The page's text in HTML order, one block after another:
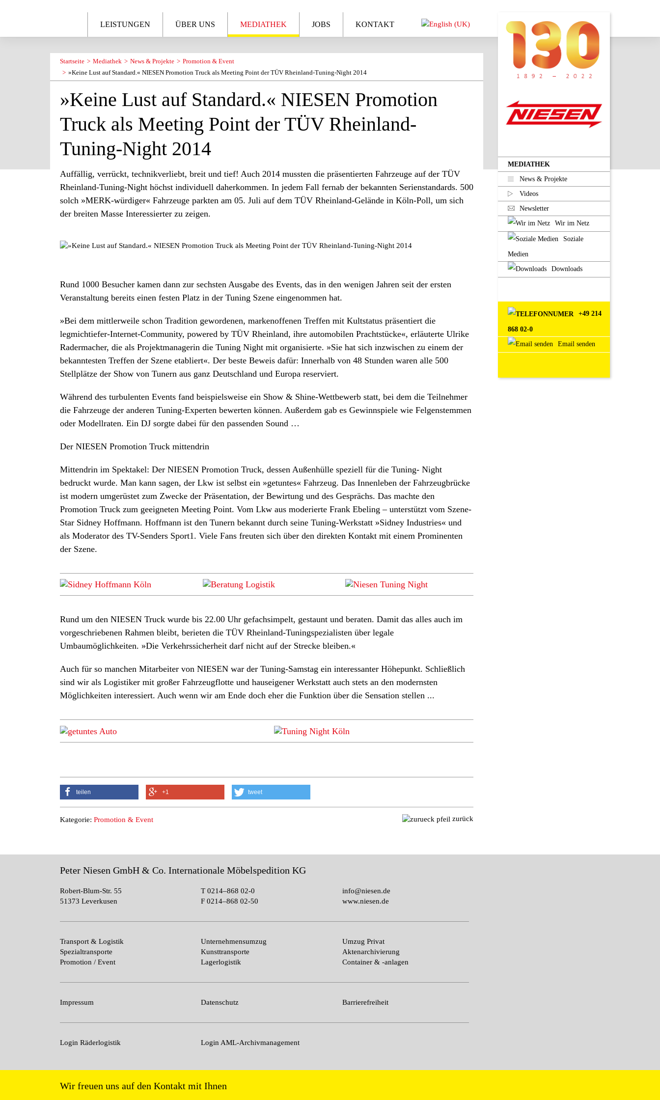
MEDIATHEK
News & Projekte
Videos
Newsletter
Wir im Netz
Soziale
Medien
Downloads
+49 214
868 02-0
Email senden
LEISTUNGEN ÜBER UNS MEDIATHEK JOBS KONTAKT
Startseite Mediathek News & Projekte
Promotion & Event
»Keine Lust auf Standard.« NIESEN Promotion Truck als Meeting Point der TÜV Rheinland-Tuning-Night 2014
»Keine Lust auf Standard.« NIESEN Promotion
Truck als Meeting Point der TÜV Rheinland-
Tuning-Night 2014
Auffällig, verrückt, technikverliebt, breit und tief! Auch 2014 mussten die präsentierten Fahrzeuge auf der TÜV
Rheinland-Tuning-Night höchst individuell daherkommen. In jedem Fall fernab der bekannten Serienstandards. 500
solch »MERK-würdiger« Fahrzeuge parkten am 05. Juli auf dem TÜV Rheinland-Gelände in Köln-Poll, um sich
der breiten Masse Interessierter zu zeigen.
Rund 1000 Besucher kamen dann zur sechsten Ausgabe des Events, das in den wenigen Jahren seit der ersten
Veranstaltung bereits einen festen Platz in der Tuning Szene eingenommen hat.
»Bei dem mittlerweile schon Tradition gewordenen, markenoffenen Treffen mit Kultstatus präsentiert die
legmichtiefer-Internet-Community, powered by TÜV Rheinland, ihre automobilen Prachtstücke«, erläuterte Ulrike
Radermacher, die als Projektmanagerin die Tuning Night mit organisierte. »Sie hat sich inzwischen zu einem der
bekanntesten Treffen der Szene etabliert«. Der beste Beweis dafür: Innerhalb von 48 Stunden waren alle 500
Stellplätze der Show von Tunern aus ganz Deutschland und Europa reserviert.
Während des turbulenten Events fand beispielsweise ein Show & Shine-Wettbewerb statt, bei dem die Teilnehmer
die Fahrzeuge der anderen Tuning-Experten bewerten können. Außerdem gab es Gewinnspiele wie Felgenstemmen
oder Modellraten. Ein DJ sorgte dabei für den passenden Sound …
Der NIESEN Promotion Truck mittendrin
Mittendrin im Spektakel: Der NIESEN Promotion Truck, dessen Außenhülle speziell für die Tuning- Night
bedruckt wurde. Man kann sagen, der Lkw ist selbst ein »getuntes« Fahrzeug. Das Innenleben der Fahrzeugbrücke
ist modern umgerüstet zum Zwecke der Präsentation, der Bewirtung und des Gesprächs. Das machte den
Promotion Truck zum geeigneten Meeting Point. Vom Lkw aus moderierte Frank Ebeling – unterstützt vom Szene-
Star Sidney Hoffmann. Hoffmann ist den Tunern bekannt durch seine Tuning-Werkstatt »Sidney Industries« und
als Moderator des TV-Senders Sport1. Viele Fans freuten sich über den direkten Kontakt mit einem Prominenten
der Szene.
Rund um den NIESEN Truck wurde bis 22.00 Uhr gefachsimpelt, gestaunt und beraten. Damit das alles auch im
vorgeschriebenen Rahmen bleibt, berieten die TÜV Rheinland-Tuningspezialisten über legale
Umbaumöglichkeiten. »Die Verkehrssicherheit darf nicht auf der Strecke bleiben.«
Auch für so manchen Mitarbeiter von NIESEN war der Tuning-Samstag ein interessanter Höhepunkt. Schließlich
sind wir als Logistiker mit großer Fahrzeugflotte und hauseigener Werkstatt auch stets an den modernsten
Möglichkeiten interessiert. Auch wenn wir am Ende doch eher die Funktion über die Sensation stellen ...
teilen +1 tweet
Kategorie: Promotion & Event zurück
Peter Niesen GmbH & Co. Internationale Möbelspedition KG
Robert-Blum-Str. 55
51373 Leverkusen
T 0214–868 02-0
F 0214–868 02-50
info@niesen.de
www.niesen.de
Transport & Logistik
Spezialtransporte
Promotion / Event
Unternehmensumzug
Kunsttransporte
Lagerlogistik
Umzug Privat
Aktenarchivierung
Container & -anlagen
Impressum Datenschutz Barrierefreiheit
Login Räderlogistik Login AML-Archivmanagement
Wir freuen uns auf den Kontakt mit Ihnen